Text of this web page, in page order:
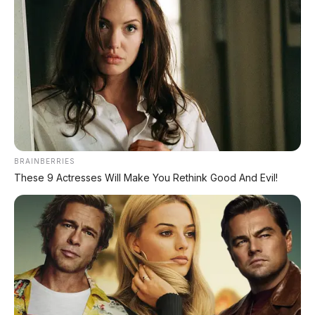
Hongqi H7 PHEV adalah terobosan
berani dari FAW Group. Citra merek
Hongqi yang dulu "kaku" dan "formal"
kini diubah total dengan desain sporty,
performa supercar, dan teknologi
hybrid modern. Mobil ini layak
diperhitungkan sebagai pesaing serius
bagi BMW Seri 5, Mercedes E-Class, dan
Audi A6.
Namun, seperti biasa, mobil China
premium masih memiliki "pekerjaan
rumah" di Indonesia: membangun
jaringan dealer, kepercayaan merek,
dan nilai jual kembali. Jika Hongqi serius
masuk ke Indonesia, mereka harus
BRAINBERRIES
These 9 Actresses Will Make You Rethink Good And Evil!